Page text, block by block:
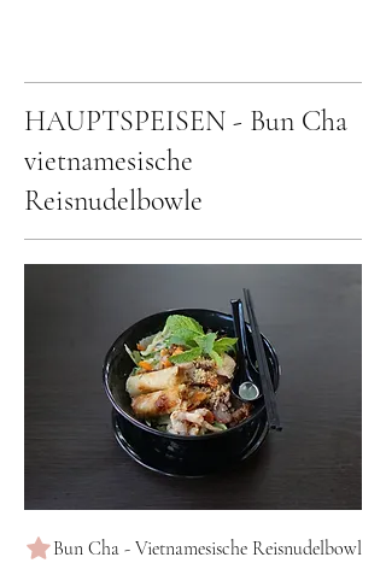
HAUPTSPEISEN - Bun Cha
vietnamesische
Reisnudelbowle
Bun Cha - Vietnamesische Reisnudelbowl